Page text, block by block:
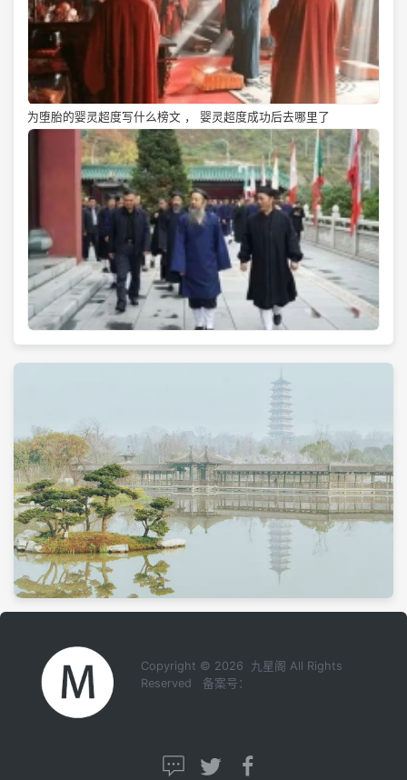
为堕胎的婴灵超度写什么榜文 ， 婴灵超度成功后去哪里了
Copyright © 2026 九星阁 All Rights
Reserved 备案号：